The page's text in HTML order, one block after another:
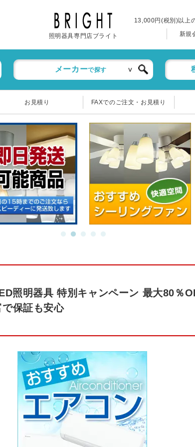
照明器具専門店ブライト
13,000円(税別)以上
新規
メーカーで探す
お見積り FAXでのご注文・お見積り
照明器具 特別キャンペーン 最⼤80％
保証も安心